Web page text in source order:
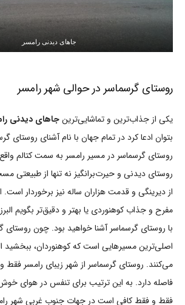
جاهای دیدنی رامسر
روستای گرسماسر در حوالی شهر رامسر
یکی از جذاب‌ترین و تماشایی‌ترینجاهای دیدنی
بتوان ادعا کرد در تمام جهان با نام آشنای روستای
روستای گرسماسر در مسیر رامسر به سمت کتالم
روستای دیدنی و حیرت‌برانگیز نه تنها از طبیعتی
از دیرینگی و قدمت هزاران ساله نیز برخوردار است.
مفرح و جذاب کوهنوردی یا بهتر و دقیق‌تر بگویم
با روستای گرسماسر آشنا خواهید بود. چون روستای
اصلی‌ترین مسیرهایی است که کوهنوردان، ببخشید
فاصله دارد. به این ترتیب برای تنفس در هوای
فقط و فقط کافی است در جهات جنوب غربی شهر